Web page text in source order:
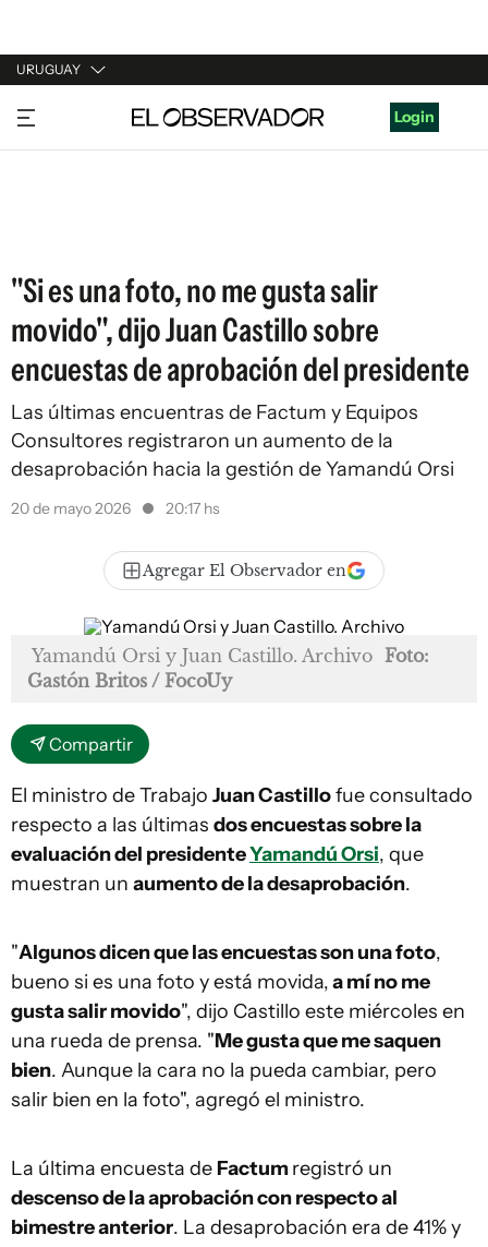
URUGUAY
URUGUAY
ARGENTINA
Login
"Si es una foto, no me gusta salir
movido", dijo Juan Castillo sobre
encuestas de aprobación del presidente
Las últimas encuentras de Factum y Equipos
Consultores registraron un aumento de la
desaprobación hacia la gestión de Yamandú Orsi
20 de mayo 2026 20:17 hs
Agregar El Observador en
Yamandú Orsi y Juan Castillo. Archivo Foto:
Gastón Britos / FocoUy
Compartir
El ministro de Trabajo Juan Castillofue consultado
respecto a las últimas dos encuestas sobre la
evaluación del presidenteYamandú Orsi, que
muestran un aumento de la desaprobación.
"Algunos dicen que las encuestas son una foto,
bueno si es una foto y está movida,a mí no me
gusta salir movido", dijo Castillo este miércoles en
una rueda de prensa. "Me gusta que me saquen
bien. Aunque la cara no la pueda cambiar, pero
salir bien en la foto", agregó el ministro.
La última encuesta de Factumregistró un
descenso de la aprobación con respecto al
bimestre anterior. La desaprobación era de 41% y